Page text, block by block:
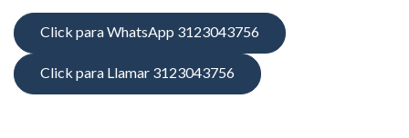
Click para WhatsApp 3123043756
Click para Llamar 3123043756